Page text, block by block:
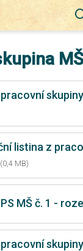
MŠ
listina z
(0,4 MB)
MŠ č. 1 -